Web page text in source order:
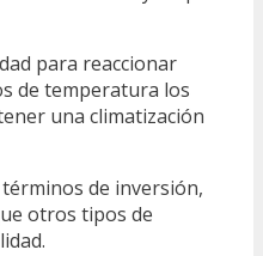
para reaccionar
de temperatura los
una climatización
términos de inversión,
otros tipos de